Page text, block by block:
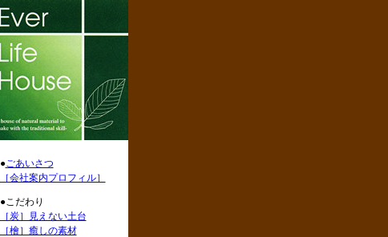
●ごあいさつ
［会社案内プロフィル］
●こだわり
［炭］見えない土台
［檜］癒しの素材